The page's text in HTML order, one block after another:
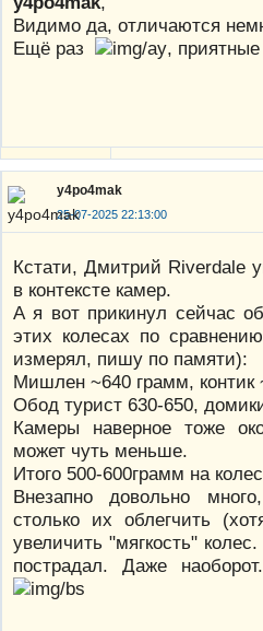
Видимо да, отличаются
Ещё раз
,
y4po4mak
25-07-2025 22:13:00
Кстати, Дмитрий Riverdale
в контексте камер.
А я вот прикинул сейчас
этих колесах по
измерял, пишу по памяти):
Мишлен ~640 грамм, контик
Обод турист 630-650,
Камеры наверное тоже
может чуть меньше.
Итого 500-600грамм на
Внезапно довольно
столько их облегчить
увеличить "мягкость"
пострадал. Даже